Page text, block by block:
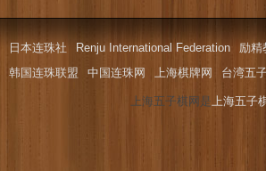
日本连珠社 Renju International Federation 励精
韩国连珠联盟
中国连珠网 上海棋牌网 台湾五
上海五子棋网是上海五子